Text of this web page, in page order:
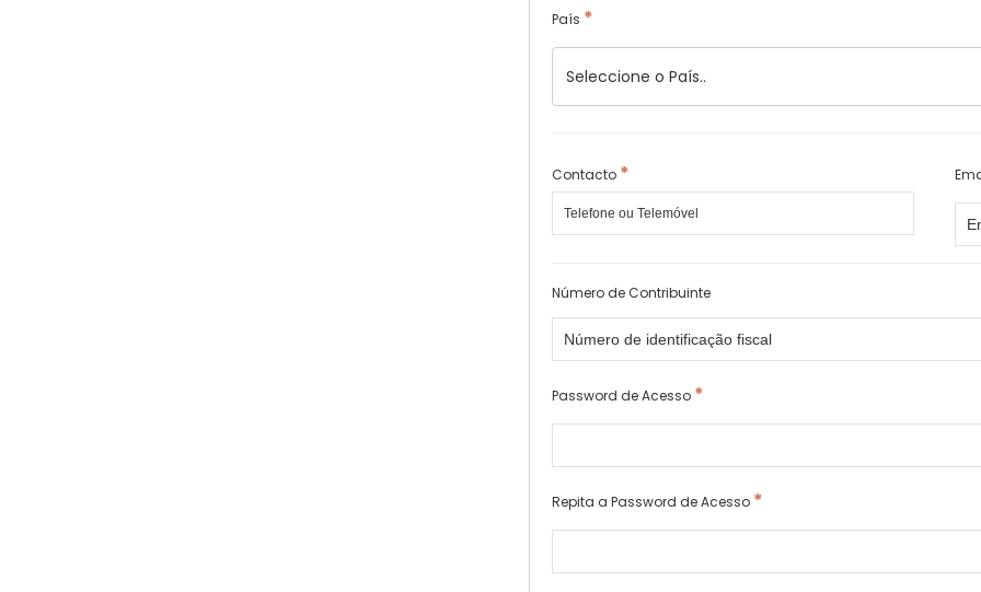
País *
Contacto*
Número de Contribuinte
Password de Acesso*
Repita a Password de Acesso*